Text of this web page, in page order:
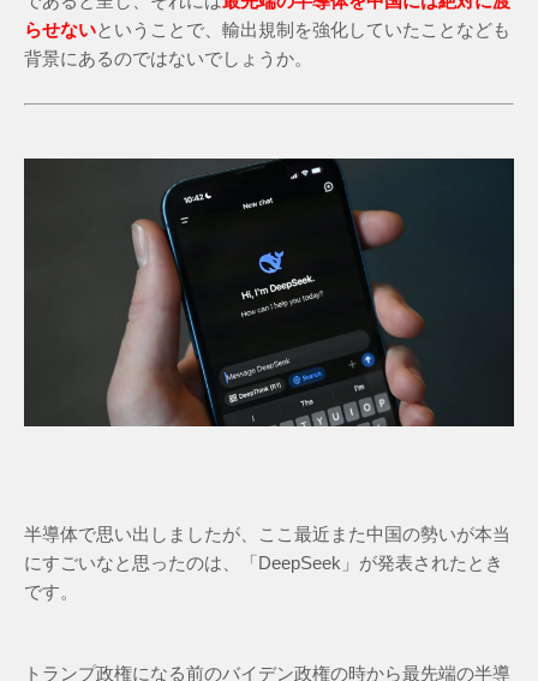
らせないということで、輸出規制を強化していたことなども
背景にあるのではないでしょうか。
半導体で思い出しましたが、ここ最近また中国の勢いが本当
にすごいなと思ったのは、「DeepSeek」が発表されたとき
です。
トランプ政権になる前のバイデン政権の時から最先端の半導